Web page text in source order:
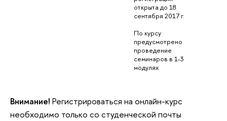
открыта до 18
сентября 2017 г.
По курсу
предусмотрено
проведение
семинаров в 1-3
модулях
Внимание! Регистрироваться на онлайн-курс
необходимо только со студенческой почты